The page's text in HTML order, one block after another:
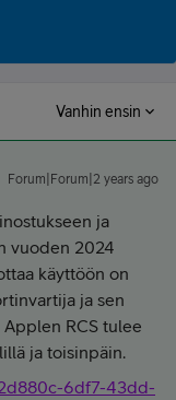
Vanhin ensin
Forum|Forum|2 years ago
ja
vuoden 2024
käyttöön on
ja sen
RCS tulee
ja toisinpäin.
6df7-43dd-